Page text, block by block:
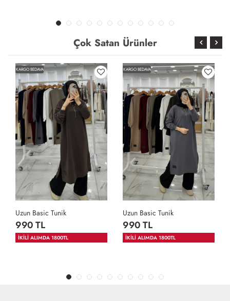
Çok Satan Ürünler
KARGO BEDAVA
Uzun Basic Tunik
990 TL
İKİLİ ALIMDA 1800TL
KARGO BEDAVA
Uzun Basic Tunik
990 TL
İKİLİ ALIMDA 1800TL